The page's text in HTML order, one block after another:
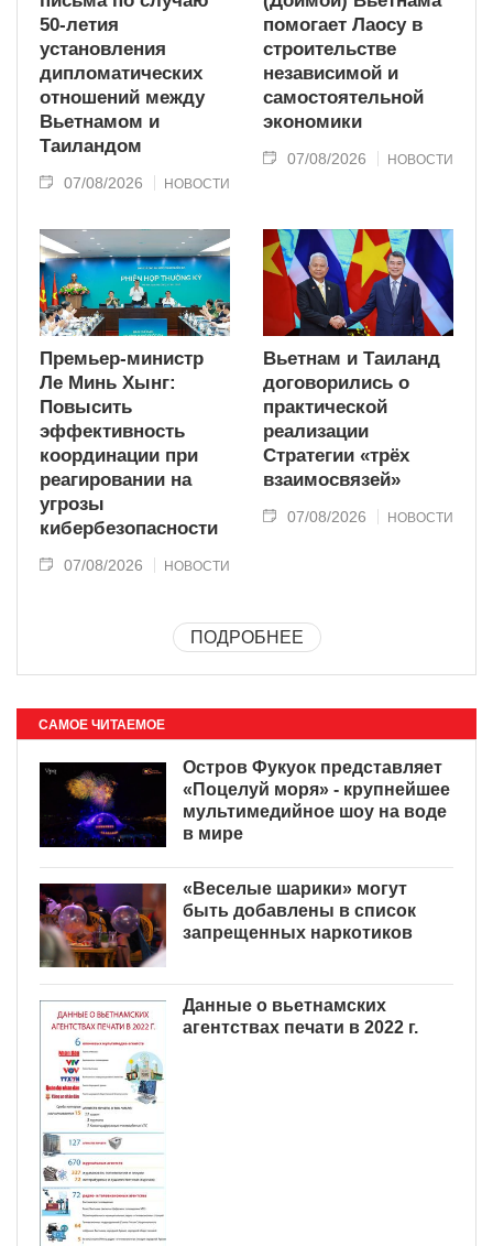
50-летия
установления
дипломатических
отношений между
Вьетнамом и
Таиландом
07/08/2026 НОВОСТИ
помогает Лаосу в
строительстве
независимой и
самостоятельной
экономики
07/08/2026 НОВОСТИ
Премьер-министр
Ле Минь Хынг:
Повысить
эффективность
координации при
реагировании на
угрозы
кибербезопасности
07/08/2026 НОВОСТИ
Вьетнам и Таиланд
договорились о
практической
реализации
Стратегии «трёх
взаимосвязей»
07/08/2026 НОВОСТИ
ПОДРОБНЕЕ
САМОЕ ЧИТАЕМОЕ
Остров Фукуок представляет
«Поцелуй моря» - крупнейшее
мультимедийное шоу на воде
в мире
«Веселые шарики» могут
быть добавлены в список
запрещенных наркотиков
Данные о вьетнамских
агентствах печати в 2022 г.